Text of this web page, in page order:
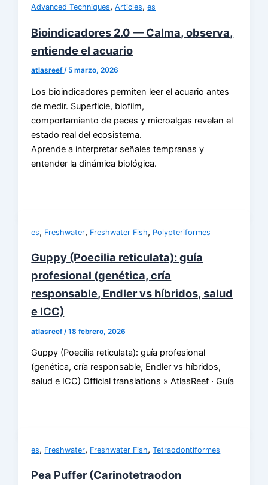
Advanced Techniques,Articles,es
Bioindicadores 2.0 — Calma, observa,
entiende el acuario
atlasreef/ 5 marzo, 2026
Los bioindicadores permiten leer el acuario antes
de medir. Superficie, biofilm,
comportamiento de peces y microalgas revelan el
estado real del ecosistema.
Aprende a interpretar señales tempranas y
entender la dinámica biológica.
es, Freshwater, Freshwater Fish, Polypteriformes
Guppy (Poecilia reticulata): guía
profesional (genética, cría
responsable, Endler vs híbridos, salud
e ICC)
atlasreef /18 febrero, 2026
Guppy (Poecilia reticulata): guía profesional
(genética, cría responsable, Endler vs híbridos,
salud e ICC) Official translations » AtlasReef · Guía
es, Freshwater, Freshwater Fish,Tetraodontiformes
Pea Puffer (Carinotetraodon